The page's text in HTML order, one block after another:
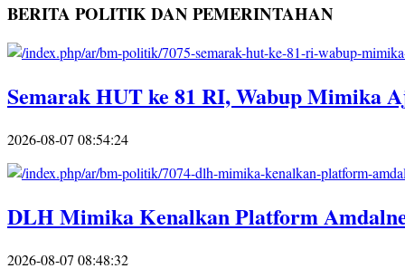
BERITA POLITIK DAN PEMERINTAHAN
Semarak HUT ke 81 RI, Wabup Mimika
2026-08-07 08:54:24
DLH Mimika Kenalkan Platform
2026-08-07 08:48:32